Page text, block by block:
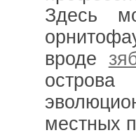
Здесь
вроде
местных